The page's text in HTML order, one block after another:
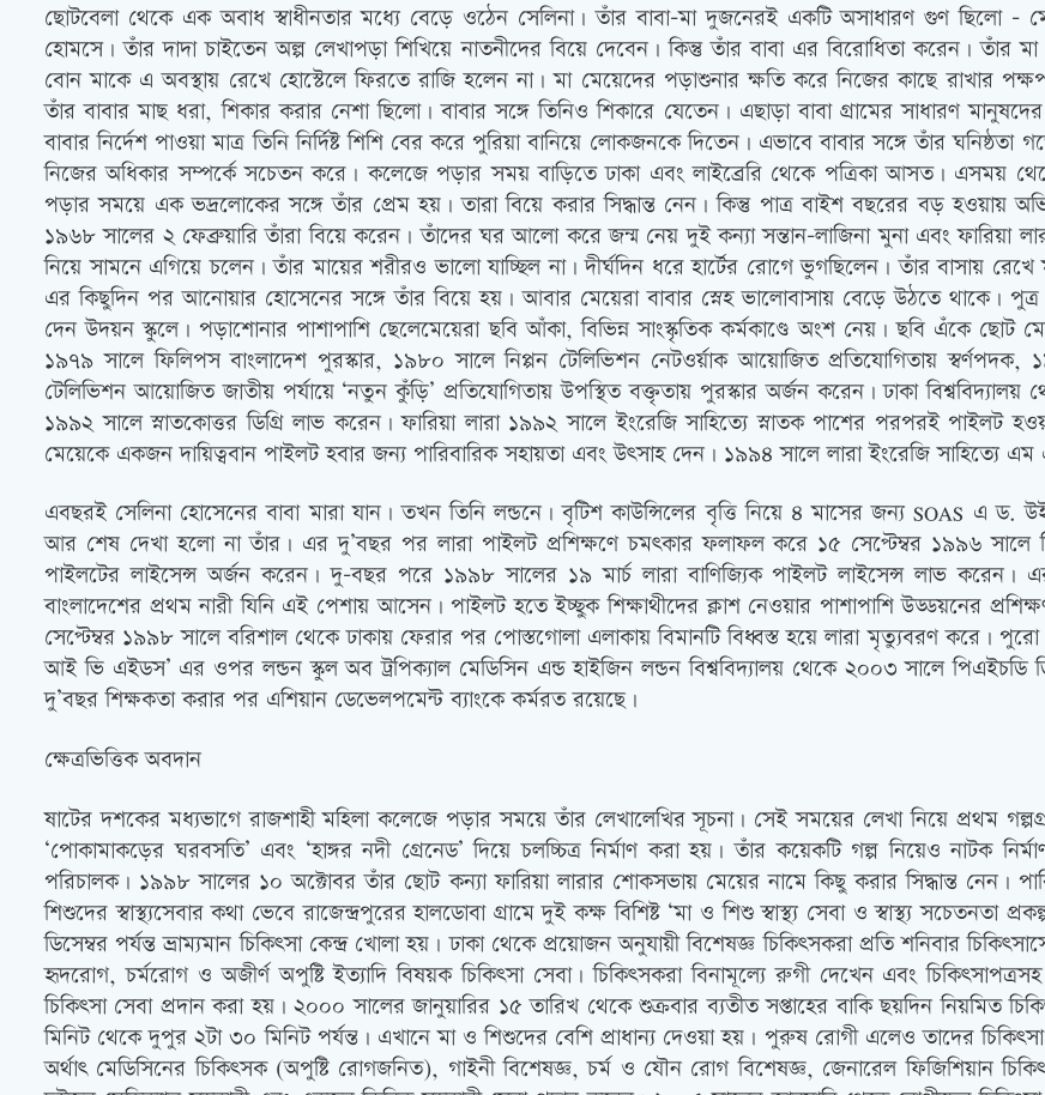
ছোটবেলা থেকে এক অবাধ স্বাধীনতার মধ্যে বেড়ে ওঠেন সেলিনা। তাঁর বাবা-মা দুজনেরই একটি অসাধারণ গুণ ছিলো
হোমসে। তাঁর দাদা চাইতেন অল্প লেখাপড়া শিখিয়ে নাতনীদের বিয়ে দেবেন। কিন্তু তাঁর বাবা এর বিরোধিতা করেন।
বোন মাকে এ অবস্থায় রেখে হোস্টেলে ফিরতে রাজি হলেন না। মা মেয়েদের পড়াশুনার ক্ষতি করে নিজের কাছে রাখার
তাঁর বাবার মাছ ধরা, শিকার করার নেশা ছিলো। বাবার সঙ্গে তিনিও শিকারে যেতেন। এছাড়া বাবা গ্রামের সাধারণ
বাবার নির্দেশ পাওয়া মাত্র তিনি নির্দিষ্ট শিশি বের করে পুরিয়া বানিয়ে লোকজনকে দিতেন। এভাবে বাবার সঙ্গে তাঁর
নিজের অধিকার সম্পর্কে সচেতন করে। কলেজে পড়ার সময় বাড়িতে ঢাকা এবং লাইব্রেরি থেকে পত্রিকা আসত। এসময়
পড়ার সময়ে এক ভদ্রলোকের সঙ্গে তাঁর প্রেম হয়। তারা বিয়ে করার সিদ্ধান্ত নেন। কিন্তু পাত্র বাইশ বছরের বড় হওয়ায়
১৯৬৮ সালের ২ ফেব্রুয়ারি তাঁরা বিয়ে করেন। তাঁদের ঘর আলো করে জন্ম নেয় দুই কন্যা সন্তান-লাজিনা মুনা এবং ফারিয়া
নিয়ে সামনে এগিয়ে চলেন। তাঁর মায়ের শরীরও ভালো যাচ্ছিল না। দীর্ঘদিন ধরে হার্টের রোগে ভুগছিলেন। তাঁর বাসায়
এর কিছুদিন পর আনোয়ার হোসেনের সঙ্গে তাঁর বিয়ে হয়। আবার মেয়েরা বাবার স্নেহ ভালোবাসায় বেড়ে উঠতে থাকে।
দেন উদয়ন স্কুলে। পড়াশোনার পাশাপাশি ছেলেমেয়েরা ছবি আঁকা, বিভিন্ন সাংস্কৃতিক কর্মকাণ্ডে অংশ নেয়। ছবি এঁকে ছোট
১৯৭৯ সালে ফিলিপস বাংলাদেশ পুরস্কার, ১৯৮০ সালে নিপ্পন টেলিভিশন নেটওর্য়াক আয়োজিত প্রতিযোগিতায়
টেলিভিশন আয়োজিত জাতীয় পর্যায়ে ‘নতুন কুঁড়ি’ প্রতিযোগিতায় উপস্থিত বক্তৃতায় পুরস্কার অর্জন করেন। ঢাকা
১৯৯২ সালে স্নাতকোত্তর ডিগ্রি লাভ করেন। ফারিয়া লারা ১৯৯২ সালে ইংরেজি সাহিত্যে স্নাতক পাশের পরপরই পাইলট
মেয়েকে একজন দায়িত্ববান পাইলট হবার জন্য পারিবারিক সহায়তা এবং উত্‍সাহ দেন। ১৯৯৪ সালে লারা ইংরেজি সাহিত্যে
এবছরই সেলিনা হোসেনের বাবা মারা যান। তখন তিনি লন্ডনে। বৃটিশ কাউন্সিলের বৃত্তি নিয়ে ৪ মাসের জন্য SOAS এ ড.
আর শেষ দেখা হলো না তাঁর। এর দু’বছর পর লারা পাইলট প্রশিক্ষণে চমত্‍কার ফলাফল করে ১৫ সেপ্টেম্বর ১৯৯৬ সালে
পাইলটের লাইসেন্স অর্জন করেন। দু-বছর পরে ১৯৯৮ সালের ১৯ মার্চ লারা বাণিজ্যিক পাইলট লাইসেন্স লাভ করেন।
বাংলাদেশের প্রথম নারী যিনি এই পেশায় আসেন। পাইলট হতে ইচ্ছুক শিক্ষাথীদের ক্লাশ নেওয়ার পাশাপাশি উড্ডয়নের
সেপ্টেম্বর ১৯৯৮ সালে বরিশাল থেকে ঢাকায় ফেরার পর পোস্তগোলা এলাকায় বিমানটি বিধ্বস্ত হয়ে লারা মৃত্যুবরণ করে।
আই ভি এইডস’ এর ওপর লন্ডন স্কুল অব ট্রপিক্যাল মেডিসিন এন্ড হাইজিন লন্ডন বিশ্ববিদ্যালয় থেকে ২০০৩ সালে পিএইচডি
দু’বছর শিক্ষকতা করার পর এশিয়ান ডেভেলপমেন্ট ব্যাংকে কর্মরত রয়েছে।
ক্ষেত্রভিত্তিক অবদান
ষাটের দশকের মধ্যভাগে রাজশাহী মহিলা কলেজে পড়ার সময়ে তাঁর লেখালেখির সূচনা। সেই সময়ের লেখা নিয়ে প্রথম
‘পোকামাকড়ের ঘরবসতি’ এবং ‘হাঙ্গর নদী গ্রেনেড’ দিয়ে চলচ্চিত্র নির্মাণ করা হয়। তাঁর কয়েকটি গল্প নিয়েও নাটক
পরিচালক। ১৯৯৮ সালের ১০ অক্টোবর তাঁর ছোট কন্যা ফারিয়া লারার শোকসভায় মেয়ের নামে কিছু করার সিদ্ধান্ত নেন।
শিশুদের স্বাস্থ্যসেবার কথা ভেবে রাজেন্দ্রপুরের হালডোবা গ্রামে দুই কক্ষ বিশিষ্ট ‘মা ও শিশু স্বাস্থ্য সেবা ও স্বাস্থ্য সচেতনতা
ডিসেম্বর পর্যন্ত ভ্রাম্যমান চিকিত্‍সা কেন্দ্র খোলা হয়। ঢাকা থেকে প্রয়োজন অনুযায়ী বিশেষজ্ঞ চিকিত্‍সকরা প্রতি শনিবার
হৃদরোগ, চর্মরোগ ও অজীর্ণ অপুষ্টি ইত্যাদি বিষয়ক চিকিত্‍সা সেবা। চিকিত্‍সকরা বিনামূল্যে রুগী দেখেন এবং
চিকিত্‍সা সেবা প্রদান করা হয়। ২০০০ সালের জানুয়ারির ১৫ তারিখ থেকে শুক্রবার ব্যতীত সপ্তাহের বাকি ছয়দিন নিয়মিত
মিনিট থেকে দুপুর ২টা ৩০ মিনিট পর্যন্ত। এখানে মা ও শিশুদের বেশি প্রাধান্য দেওয়া হয়। পুরুষ রোগী এলেও তাদের
অর্থাত্‍ মেডিসিনের চিকিত্‍সক (অপুষ্টি রোগজনিত), গাইনী বিশেষজ্ঞ, চর্ম ও যৌন রোগ বিশেষজ্ঞ, জেনারেল ফিজিশিয়ান